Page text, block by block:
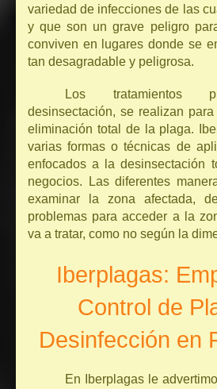
variedad de infecciones de las
y que son un grave peligro
conviven en lugares donde se
tan desagradable y peligrosa.
Los tratamientos
desinsectación, se realizan
eliminación total de la plaga.
varias formas o técnicas de
enfocados a la desinsectación
negocios. Las diferentes
examinar la zona afectada,
problemas para acceder a la
va a tratar, como no según la
Iberplagas:
Control de
Desinfección en
En Iberplagas le